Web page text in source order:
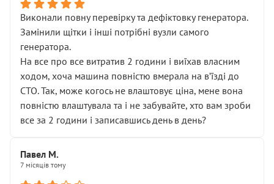
Виконали повну перевірку та дефіктовку генератора.
Замінили щітки і інші потрібні вузли самого
генератора.
На все про все витратив 2 години і виїхав власним
ходом, хоча машина повністю вмерала на вʼїзді до
СТО. Так, може когось не влаштовує ціна, мене вона
повністю влаштувала та і не забувайте, хто вам зроби
все за 2 години і записавшись день в день?
Павел М.
7 місяців тому